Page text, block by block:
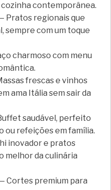
contemporânea.
Pratos regionais que
sempre com um toque
charmoso com menu
frescas e vinhos
ama Itália sem sair da
saudável, perfeito
ou refeições em família.
inovador e pratos
melhor da culinária
Cortes premium para